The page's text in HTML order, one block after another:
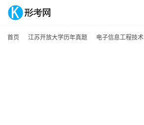
首页 江苏开放大学历年真题 电子信息工程技术